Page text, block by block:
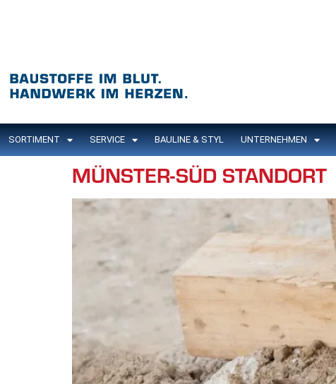
SORTIMENT SERVICE BAULINE & STYL UNTERNEHMEN
MÜNSTER-SÜD STANDORT